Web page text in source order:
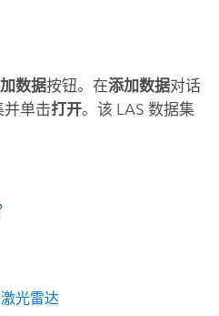
数据按钮。在添加数据对话
并单击打开。该 LAS 数据集
光雷达